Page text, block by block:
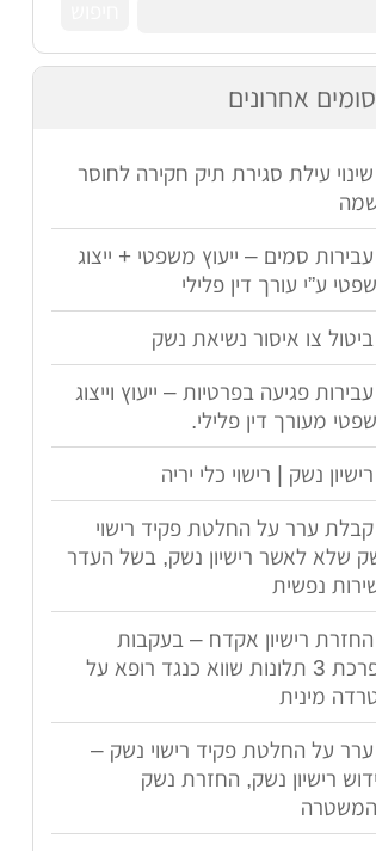
אחרונים
שינוי עילת סגירת תיק חקירה לחוסר
עבירות סמים – ייעוץ משפטי + ייצוג
ע”י עורך דין פלילי
ביטול צו איסור נשיאת נשק
עבירות פגיעה בפרטיות – ייעוץ וייצוג
מעורך דין פלילי.
רישיון נשק | רישוי כלי יריה
קבלת ערר על החלטת פקיד רישוי
שלא לאשר רישיון נשק, בשל העדר
נפשית
החזרת רישיון אקדח – בעקבות
הפרכת 3 תלונות שווא כנגד רופא על
מינית
ערר על החלטת פקיד רישוי נשק –
רישיון נשק, החזרת נשק